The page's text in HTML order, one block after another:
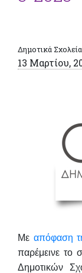
Δημοτικά Σχολεία
13 Μαρτίου,
Με απόφαση
παρέμεινε το
Δημοτικών